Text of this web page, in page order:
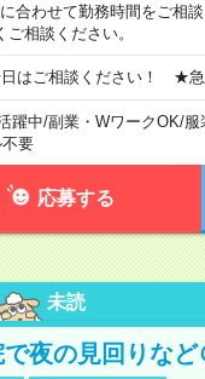
合わせて勤務時間をご相
相談ください。
はご相談ください！ ★急
躍中/副業・WワークOK/服
要
応募する
未読
夜の見回りな